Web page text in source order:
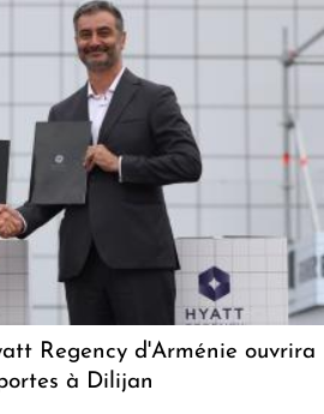
Regency d'Arménie ouvrira
à Dilijan